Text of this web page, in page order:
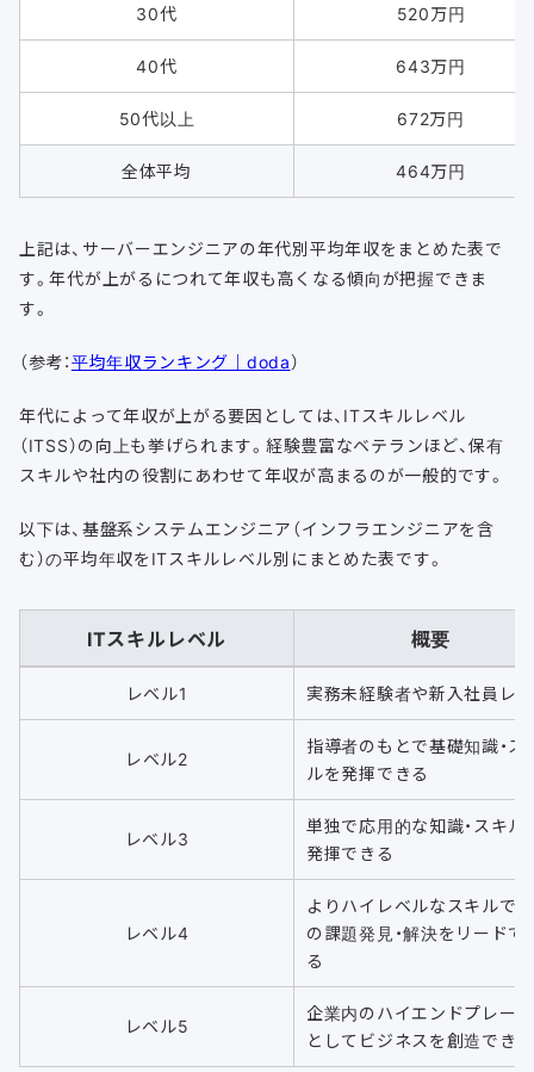
30代 520万円
40代 643万円
50代以上 672万円
全体平均 464万円
上記は、サーバーエンジニアの年代別平均年収をまとめた表で
す。年代が上がるにつれて年収も高くなる傾向が把握できま
す。
（参考：平均年収ランキング｜doda）
年代によって年収が上がる要因としては、ITスキルレベル
（ITSS）の向上も挙げられます。経験豊富なベテランほど、保有
スキルや社内の役割にあわせて年収が高まるのが一般的です。
以下は、基盤系システムエンジニア（インフラエンジニアを含
む）の平均年収をITスキルレベル別にまとめた表です。
ITスキルレベル 概要
レベル1 実務未経験者や新入社員レ
レベル2
指導者のもとで基礎知識・ス
ルを発揮できる
レベル3
単独で応用的な知識・スキル
発揮できる
レベル4
よりハイレベルなスキルで
の課題発見・解決をリードで
る
レベル5
企業内のハイエンドプレー
としてビジネスを創造できる